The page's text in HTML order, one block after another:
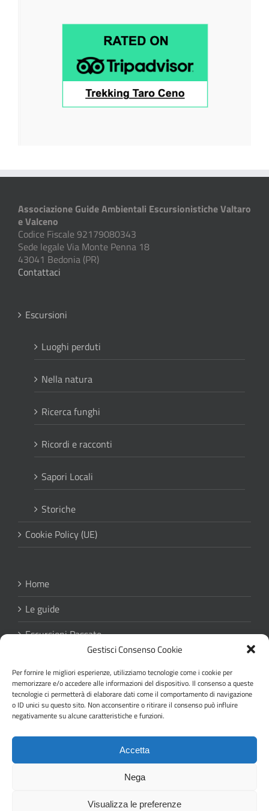
Gestisci Consenso Cookie
Per fornire le migliori esperienze, utilizziamo tecnologie come i cookie per
memorizzare e/o accedere alle informazioni del dispositivo. Il consenso a queste
tecnologie ci permetterà di elaborare dati come il comportamento di navigazione
o ID unici su questo sito. Non acconsentire o ritirare il consenso può influire
negativamente su alcune caratteristiche e funzioni.
Accetta
Nega
Visualizza le preferenze
Associazione Guide Ambientali Escursionistiche Valtaro
e Valceno
Codice Fiscale 92179080343
Sede legale Via Monte Penna 18
43041 Bedonia (PR)
Contattaci
Escursioni
Luoghi perduti
Nella natura
Ricerca funghi
Ricordi e racconti
Sapori Locali
Storiche
Cookie Policy (UE)
Home
Le guide
Escursioni Passate
Privacy
Copyright 2019 Gruppo Guide Ambientali